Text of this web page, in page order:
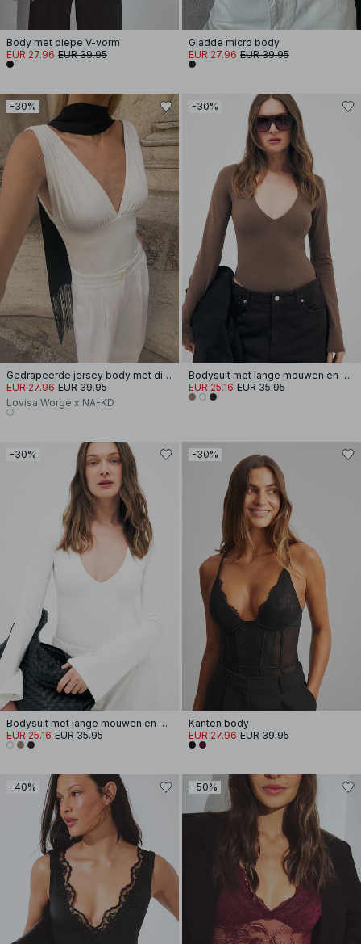
Body met diepe V-vorm
EUR 27.96 EUR 39.95
Gladde micro body
EUR 27.96 EUR 39.95
-30%
Gedrapeerde jersey body met diepe V-hals
EUR 27.96 EUR 39.95
Lovisa Worge x NA-KD
-30%
Bodysuit met lange mouwen en dubbele omslag
EUR 25.16 EUR 35.95
-30%
Bodysuit met lange mouwen en dubbele omslag
EUR 25.16 EUR 35.95
-30%
Kanten body
EUR 27.96 EUR 39.95
-40% -50%